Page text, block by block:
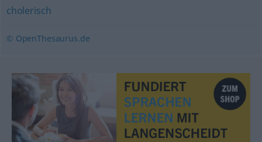
cholerisch
© OpenThesaurus.de